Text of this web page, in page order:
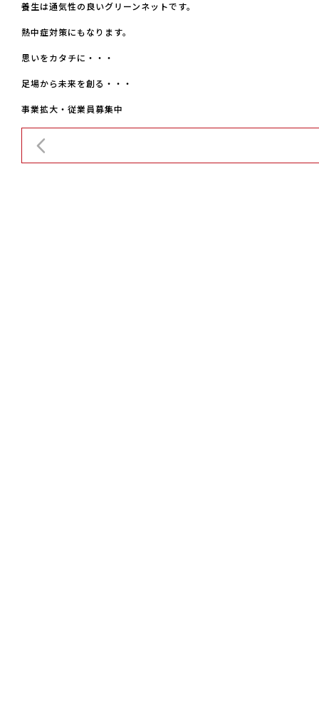
養生は通気性の良いグリーンネットです。
熱中症対策にもなります。
思いをカタチに・・・
足場から未来を創る・・・
事業拡大・従業員募集中